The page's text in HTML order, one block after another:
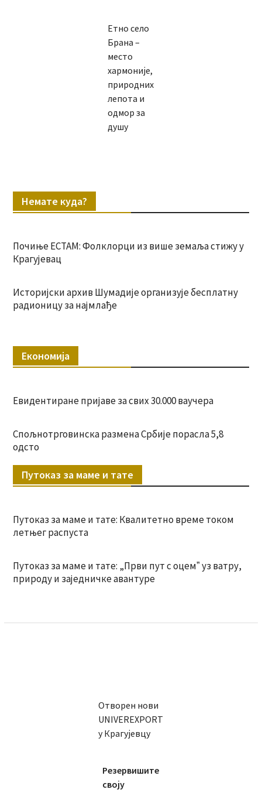
Етно село
Брана –
место
хармоније,
природних
лепота и
одмор за
душу
Немате куда?
Почиње ЕСТАМ: Фолклорци из више земаља стижу у
Крагујевац
Историјски архив Шумадије организује бесплатну
радионицу за најмлађе
Економија
Евидентиране пријаве за свих 30.000 ваучера
Спољнотрговинска размена Србије порасла 5,8
одсто
Путоказ за маме и тате
Путоказ за маме и тате: Квалитетно време током
летњег распуста
Путоказ за маме и тате: „Први пут с оцемˮ уз ватру,
природу и заједничке авантуре
Отворен нови
UNIVEREXPORT
у Крагујевцу
Резервишите
своју